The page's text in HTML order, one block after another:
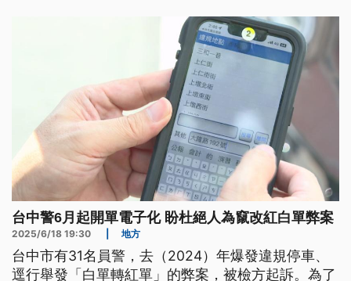
台中警6月起開單電子化 盼杜絕人為竄改紅白單弊案
2025/6/18 19:30 地方
台中市有31名員警，去（2024）年爆發違規停車、
逕行舉發「白單轉紅單」的弊案，被檢方起訴。為了